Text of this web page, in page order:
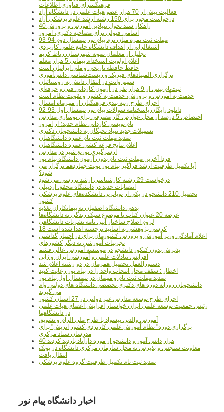
فرهنگسراي فناوري اطلاعات
فعاليت بيش از 70 هزار عضو هيات علمي در دانشگاه آزاد
درخواست مجوز براي 150 رشته ارشد علوم پزشکي آزاد
40 راهکار سند تحول بنيادين آموزش و پرورش
اسامي قبولي براي مصاحبه دکتري، امروز
مهلت ثبت نمره میان ترم پیام نور نیمسال دوم 94-93
اشتغالزايي از اهداف دانشگاه جامع علمي کاربردي
تجليل از معلمان نمونه شهرستان رباط کريم
اعلام اولويت استخدام پيماني 5 هزار معلم
حافظ حافظه تاريخي و ملي ايرانيان است
برگزاري المپيادهاي فيزيک و زيست‌شناسي دانش‌آموزي
سهم وانت در انتقال دانش به روستائيان
ثبت‌نام بيش از 9 هزار نفر در آزمون کارداني فني و حرفه‌اي
خدمت به آموزش و پرورش، خدمت به کشور و تقويت نظام است
اجراي طرح رتبه بندي فرهنگيان از مهرماه امسال
دانلود رایگان پاسخنامه سوالات پیام نور نیمسال اول 93-92
اختصاص 5 درصد از محل عوارض گاز مصرفي براي نوسازي مدارس
نام نويسي کارداني نظام جديد؛ از امروز
تسهيلات جديد بنياد نخبگان به دانشجويان دکتري
تمديد مهلت ثبت نام عمره دانشگاهيان
اعلام نتايج قرعه کشي عمره دانشگاهيان
ازسرگيري توزيع شير در مدارس
فردا آخرین مهلت ثبت نام بدون آزمون دانشگاه پیام نور
آیا تکمیل ظرفیت ارشد فراگیر پیام نور نوبت چهاردهم برگزار می
شود؟
درخواست 29 رشته کارشناسي ارشد بررسي مي شود
انتصابات جديد در دانشگاه محقق اردبيلي
تحصيل 210 دانشجو در يکي از نوپاترين دانشکده‌هاي علوم پزشکي
کشور
بدهي دانشگاه اصفهان به پيمانکاران تغذيه
عرضه 20 عنوان کتاب با موضوع سبک زندگي به دانشگاه‌ها
لزوم اصلاح ساختار آيين نامه نشريات دانشگاهي
18 کرسي پژوهشي به اساتيد برجسته اهدا شده است
اعلام آمادگي وزير آموزش و پرورش کشورمان براي در اختيار گذاشتن
تجربيات آموزشي به ديگر کشورهاي
پذيرش بدون کنکور دانشجو در موسسه آموزش عالي قشم
افزايش تبادلات علمي و آموزشي ايران و ژاپن
دستورالعمل تحصیل همزمان در دو رشته اعلام شد
اخطار : سقف مجاز انتخاب واحد را در پیام نور رعایت کنید
تمدید مهلت ثبت نام و مهمان در نیمسال اول پیام نور
دانشجويان روزانه دوره هاي دكتري تخصصي دانشگاه هاي دولتي وام
مي گيرند
اجراي طرح توسعه مدارس غير دولتي در 27 استان کشور
رئيس جمعيت توسعه علمي ايران خواستار افزايش اعضاي هيات علمي
در دانشگاهها
آموزش والدين بيسواد با طرح ملي الزام و تشويق
برگزاري دوره" نظام آموزش علمي كاربردي كشور اتريش" براي
مدرسان ستاد مرکزي
40 هزار دانش آموز و دانشجو از موزه دارآباد بازديد کردند
معاونت سنجش و پذيرش به محل سازمان مرکزي دانشگاه در پونک
انتقال يافت
تمديد ثبت نام تکميل ظرفيت گروه علوم پزشکي
اخبار دانشگاه پیام نور